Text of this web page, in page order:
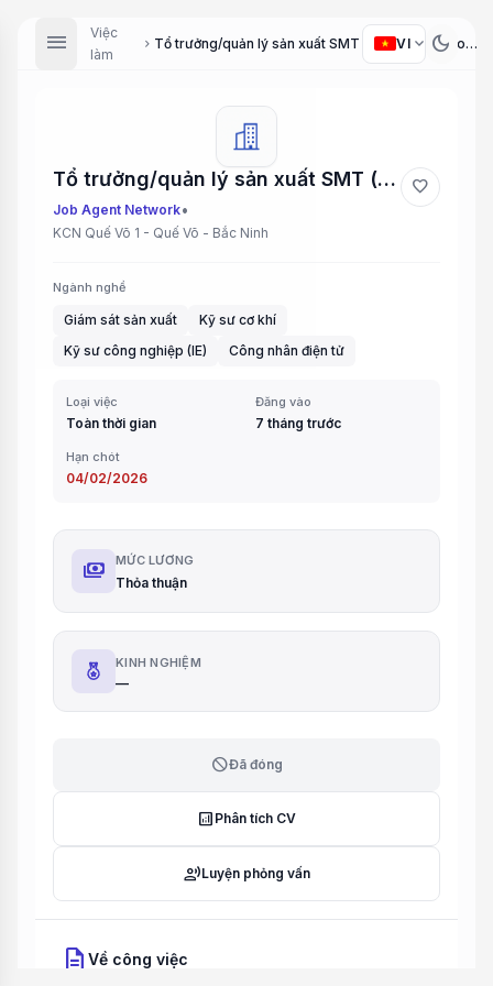
menu
Việc
làm
chevron_right Tổ trưởng/quản lý sản xuất SMT (SMT Production Supervisor/Manager), Kỹ sư ME (ME Engineer), Kỹ sư tinh gọn IE (Lean Engineer), Kỹ thuật viên SMT /điểm keo/ Mounter/ đo lường (SMT Technician / Glue Dispensing / Mounter / Measurement)
VI expand_more dark_mode
Tổ trưởng/quản lý sản xuất SMT (SMT Production Supervisor/Manager), Kỹ sư ME (ME Engineer), Kỹ sư tinh gọn IE (Lean Engineer), Kỹ thuật viên SMT /điểm keo/ Mounter/ đo lường (SMT Technician / Glue Dispensing / Mounter / Measurement)
Job Agent Network•
KCN Quế Võ 1 - Quế Võ - Bắc Ninh
favorite
Ngành nghề
Giám sát sản xuất
Kỹ sư cơ khí
Kỹ sư công nghiệp (IE)
Công nhân điện tử
Loại việc
Toàn thời gian
Đăng vào
7 tháng trước
Hạn chót
04/02/2026
payments MỨC LƯƠNG
Thỏa thuận
KINH NGHIỆM
—
blockĐã đóng
analytics Phân tích CV
record_voice_overLuyện phỏng vấn
description Về công việc